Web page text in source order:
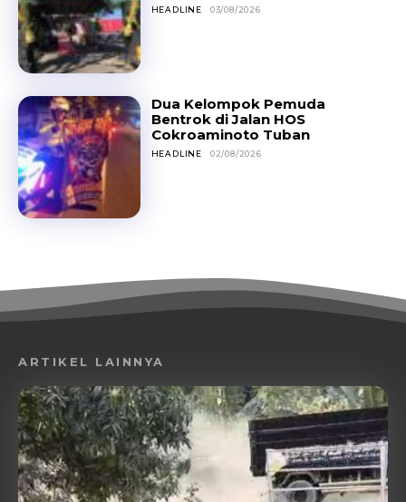
HEADLINE 03/08/2026
Dua Kelompok Pemuda
Bentrok di Jalan HOS
Cokroaminoto Tuban
HEADLINE 02/08/2026
ARTIKEL LAINNYA